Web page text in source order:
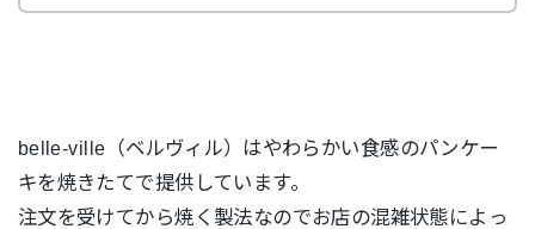
belle-ville（ベルヴィル）はやわらかい食感のパンケー
キを焼きたてで提供しています。
注文を受けてから焼く製法なのでお店の混雑状態によっ